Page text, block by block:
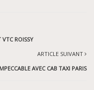
VTC ROISSY
ARTICLE SUIVANT
AVEC CAB TAXI PARIS